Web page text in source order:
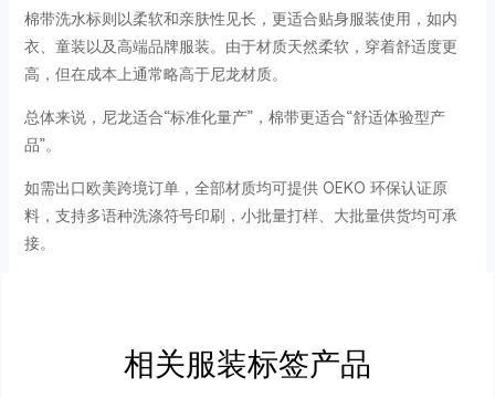
棉带洗水标则以柔软和亲肤性见长，更适合贴身服装使用，如内
衣、童装以及高端品牌服装。由于材质天然柔软，穿着舒适度更
高，但在成本上通常略高于尼龙材质。
总体来说，尼龙适合“标准化量产”，棉带更适合“舒适体验型产
品”。
如需出口欧美跨境订单，全部材质均可提供 OEKO 环保认证原
料，支持多语种洗涤符号印刷，小批量打样、大批量供货均可承
接。
相关服装标签产品